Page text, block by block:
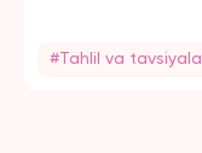
#Tahlil va